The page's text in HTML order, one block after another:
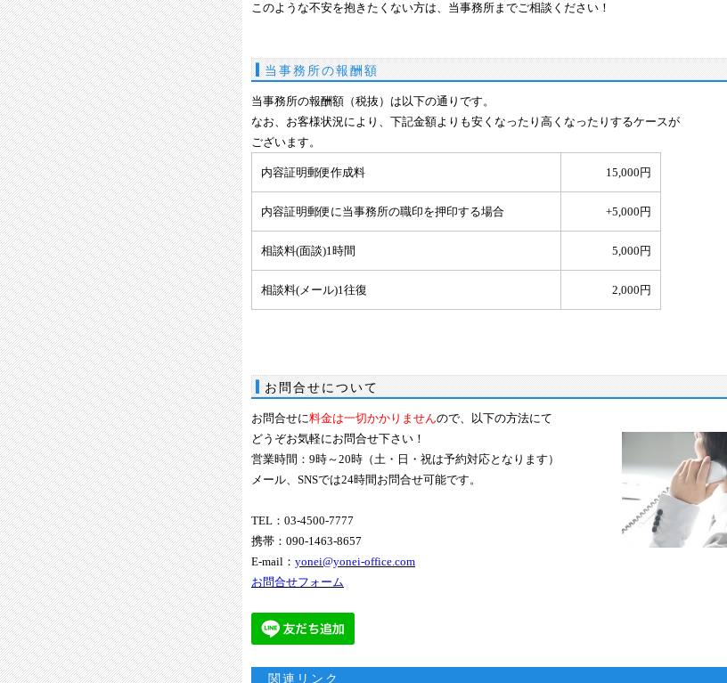
このような不安を抱きたくない方は、当事務所までご相談ください！
当事務所の報酬額
当事務所の報酬額（税抜）は以下の通りです。
なお、お客様状況により、下記金額よりも安くなったり高くなったりするケースが
ございます。
内容証明郵便作成料 15,000円
内容証明郵便に当事務所の職印を押印する場合 +5,000円
相談料(面談)1時間 5,000円
相談料(メール)1往復 2,000円
お問合せについて
お問合せに料金は一切かかりませんので、以下の方法にて
どうぞお気軽にお問合せ下さい！
営業時間：9時～20時（土・日・祝は予約対応となります）
メール、SNSでは24時間お問合せ可能です。
TEL：03-4500-7777
携帯：090-1463-8657
E-mail： yonei@yonei-office.com
お問合せフォーム
関連リンク